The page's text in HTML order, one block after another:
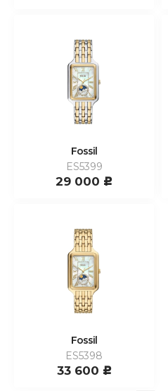
Fossil
ES5399
29 000 c
Fossil
ES5398
33 600 c